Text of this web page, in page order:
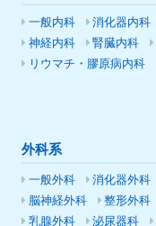
一般内科 消化器内科
神経内科
腎臓内科
リウマチ・膠原病内科
外科系
一般外科 消化器外科
脳神経外科
整形外科
乳腺外科
泌尿器科